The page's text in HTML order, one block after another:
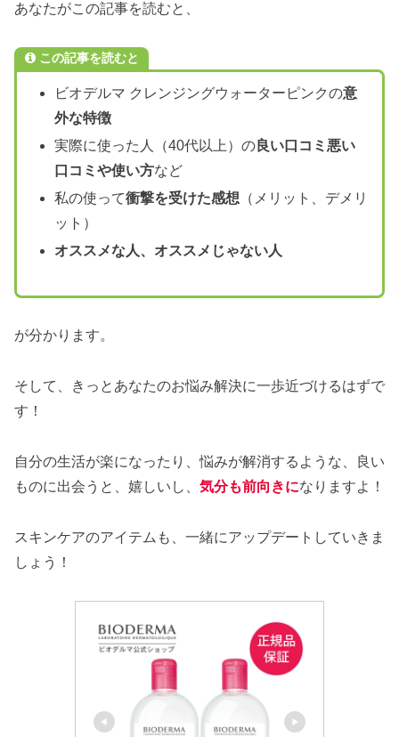
あなたがこの記事を読むと、
この記事を読むと
ビオデルマ クレンジングウォーターピンクの意
外な特徴
実際に使った人（40代以上）の良い口コミ悪い
口コミや使い方など
私の使って衝撃を受けた感想 （メリット、デメリ
ット）
オススメな人、オススメじゃない人
が分かります。
そして、きっとあなたのお悩み解決に一歩近づけるはずで
す！
自分の生活が楽になったり、悩みが解消するような、良い
ものに出会うと、嬉しいし、 気分も前向きになりますよ！
スキンケアのアイテムも、一緒にアップデートしていきま
しょう！